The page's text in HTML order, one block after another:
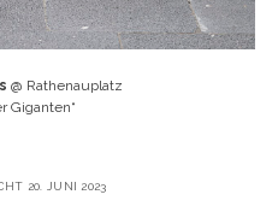
@ Rathenauplatz
Giganten“
20. JUNI 2023